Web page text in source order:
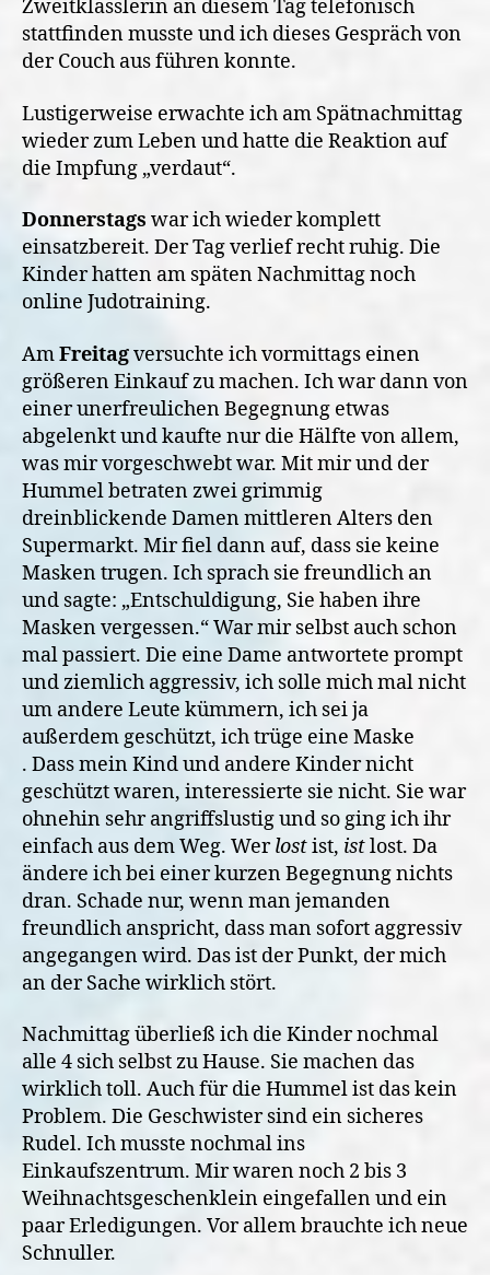
Zweitklässlerin an diesem Tag telefonisch
stattfinden musste und ich dieses Gespräch von
der Couch aus führen konnte.
Lustigerweise erwachte ich am Spätnachmittag
wieder zum Leben und hatte die Reaktion auf
die Impfung „verdaut“.
Donnerstags war ich wieder komplett
einsatzbereit. Der Tag verlief recht ruhig. Die
Kinder hatten am späten Nachmittag noch
online Judotraining.
AmFreitagversuchte ich vormittags einen
größeren Einkauf zu machen. Ich war dann von
einer unerfreulichen Begegnung etwas
abgelenkt und kaufte nur die Hälfte von allem,
was mir vorgeschwebt war. Mit mir und der
Hummel betraten zwei grimmig
dreinblickende Damen mittleren Alters den
Supermarkt. Mir fiel dann auf, dass sie keine
Masken trugen. Ich sprach sie freundlich an
und sagte: „Entschuldigung, Sie haben ihre
Masken vergessen.“ War mir selbst auch schon
mal passiert. Die eine Dame antwortete prompt
und ziemlich aggressiv, ich solle mich mal nicht
um andere Leute kümmern, ich sei ja
außerdem geschützt, ich trüge eine Maske
. Dass mein Kind und andere Kinder nicht
geschützt waren, interessierte sie nicht. Sie war
ohnehin sehr angriffslustig und so ging ich ihr
einfach aus dem Weg. Werlostist, istlost. Da
ändere ich bei einer kurzen Begegnung nichts
dran. Schade nur, wenn man jemanden
freundlich anspricht, dass man sofort aggressiv
angegangen wird. Das ist der Punkt, der mich
an der Sache wirklich stört.
Nachmittag überließ ich die Kinder nochmal
alle 4 sich selbst zu Hause. Sie machen das
wirklich toll. Auch für die Hummel ist das kein
Problem. Die Geschwister sind ein sicheres
Rudel. Ich musste nochmal ins
Einkaufszentrum. Mir waren noch 2 bis 3
Weihnachtsgeschenklein eingefallen und ein
paar Erledigungen. Vor allem brauchte ich neue
Schnuller.